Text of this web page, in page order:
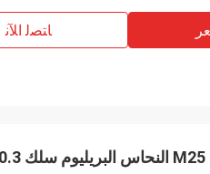
ﺎﺘﺼﻟ ﺍﻶﻧ